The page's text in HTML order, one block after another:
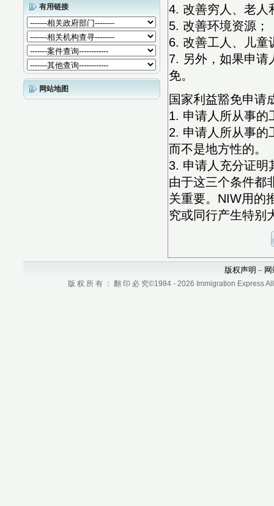
有用链接
网站地图
4. 改善穷人、老人
5. 改善环境资源；
6. 改善工人、儿童
7. 另外，如果申请
免。
国家利益豁免申请
1. 申请人所从事的
2. 申请人所从事的
而不是地方性的。
3. 申请人充分证明
由于这三个条件都
关重要。NIW用的
究或同行产生特别
版权声明 –
版 权 所 有 ： 翻 印 必 究©1984 - 2026 Immigration Express